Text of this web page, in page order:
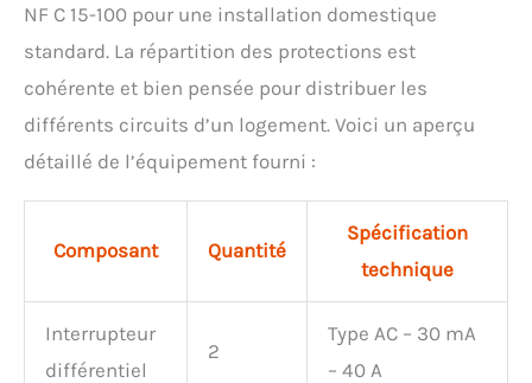
NF C 15-100 pour une installation domestique
standard. La répartition des protections est
cohérente et bien pensée pour distribuer les
différents circuits d’un logement. Voici un aperçu
détaillé de l’équipement fourni :
Composant Quantité
Spécification
technique
Interrupteur
différentiel
2
Type AC – 30 mA
– 40 A